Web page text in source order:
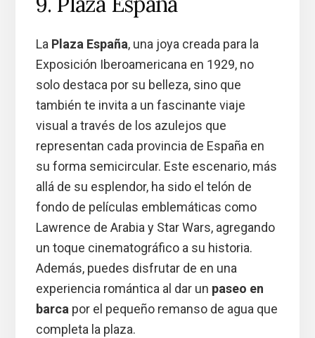
La Plaza España, una joya creada para la
Exposición Iberoamericana en 1929, no
solo destaca por su belleza, sino que
también te invita a un fascinante viaje
visual a través de los azulejos que
representan cada provincia de España en
su forma semicircular. Este escenario, más
allá de su esplendor, ha sido el telón de
fondo de películas emblemáticas como
Lawrence de Arabia y Star Wars, agregando
un toque cinematográfico a su historia.
Además, puedes disfrutar de en una
experiencia romántica al dar un paseo en
barcapor el pequeño remanso de agua que
completa la plaza.